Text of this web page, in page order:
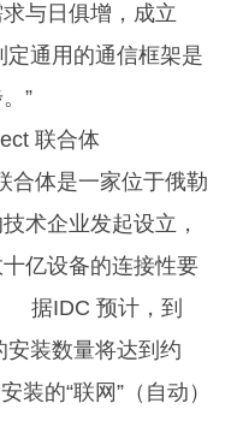
与日俱增，成立
通用的通信框架是
”
联合体
体是一家位于俄勒
术企业发起设立，
亿设备的连接性要
据IDC 预计，到
安装数量将达到约
装的“联网”（自动）